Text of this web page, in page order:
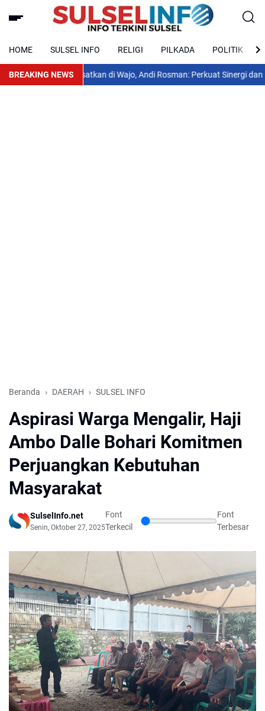
HOME SULSEL INFO RELIGI PILKADA POLITIK
BREAKING NEWS
23 PPAD Dipusatkan di Wajo, Andi Rosman: Perkuat Sinergi dan
Beranda DAERAH SULSEL INFO
Aspirasi Warga Mengalir, Haji
Ambo Dalle Bohari Komitmen
Perjuangkan Kebutuhan
Masyarakat
SulselInfo.net
Senin, Oktober 27, 2025
Font
Terkecil
Font
Terbesar